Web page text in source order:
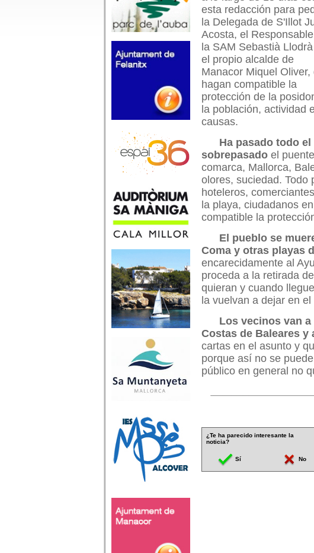
esta redacción para
la Delegada de S'Illot
Acosta, el
la SAM Sebastià
el propio alcalde de
Manacor Miquel Oliver,
hagan compatible la
protección de la
la población, actividad
causas.
Ha pasado todo
sobrepasado el
comarca, Mallorca,
olores, suciedad. Todo
hoteleros,
la playa, ciudadanos
compatible la
El pueblo se
Coma y otras playas
encarecidamente al
proceda a la retirada
quieran y cuando
la vuelvan a dejar en el
Los vecinos van
Costas de Baleares y
cartas en el asunto y
porque así no se
público en general no
¿Te ha parecido interesante la
noticia?
Sí No